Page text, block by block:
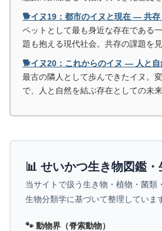
🐕イヌ19：都市のイヌと現在 ― 共
ペットとして最も身近な存在である
題も抱える現代社会。共存の課題を見
🐕イヌ20：これからのイヌ ― 人と
最古の隣人として歩んできたイヌ。
で、人と自然を結ぶ存在としての未来
📊 せいかつ生き物図鑑
当サイトで扱う生き物・植物・菌類
生物分類学に基づいて整理していま
🐾 動物界（脊索動物）